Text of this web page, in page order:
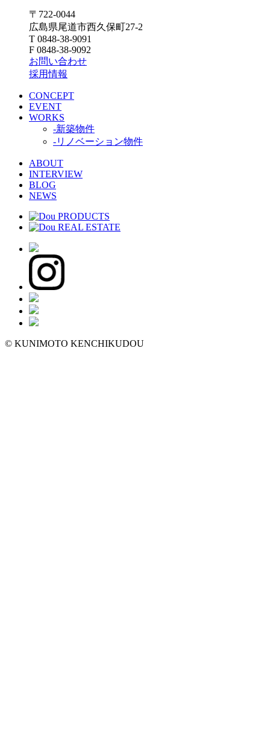
〒722-0044
広島県尾道市西久保町27-2
T 0848-38-9091
F 0848-38-9092
お問い合わせ
採用情報
CONCEPT
EVENT
WORKS
-新築物件
-リノベーション物件
ABOUT
INTERVIEW
BLOG
NEWS
© KUNIMOTO KENCHIKUDOU